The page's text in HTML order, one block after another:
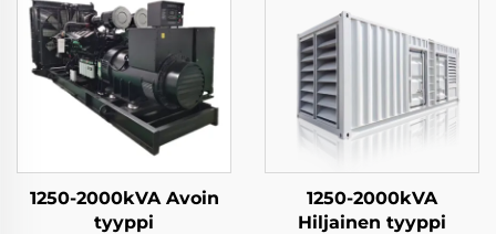
1250-2000kVA Avoin
tyyppi
1250-2000kVA
Hiljainen tyyppi